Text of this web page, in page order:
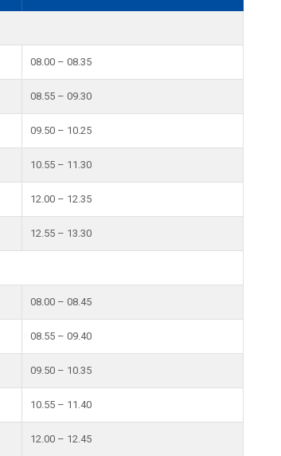
08.00 – 08.35
08.55 – 09.30
09.50 – 10.25
10.55 – 11.30
12.00 – 12.35
12.55 – 13.30
08.00 – 08.45
08.55 – 09.40
09.50 – 10.35
10.55 – 11.40
12.00 – 12.45